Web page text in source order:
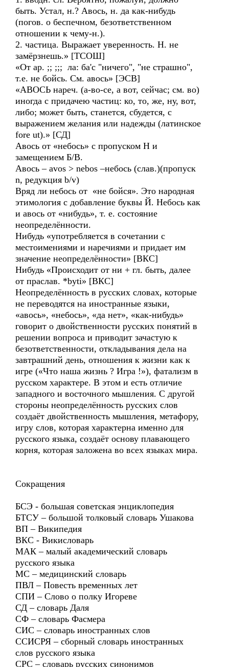
быть. Устал, н.? Авось, н. да как-нибудь
(погов. о беспечном, безответственном
отношении к чему-н.).
2. частица. Выражает уверенность. Н. не
замёрзнешь.» [ТСОШ]
«От ар. ;; ;;; ла: ба'c "ничего", "не страшно",
т.е. не бойсь. См. авось» [ЭСВ]
«АВОСЬ нареч. (а-во-се, а вот, сейчас; см. во)
иногда с придачею частиц: ко, то, же, ну, вот,
либо; может быть, станется, сбудется, с
выражением желания или надежды (латинское
fore ut).» [СД]
Авось от «небось» с пропуском Н и
замещением Б/В.
Авось – avos > nebos –небось (слав.)(пропуск
n, редукция b/v)
Вряд ли небось от «не бойся». Это народная
этимология с добавление буквы Й. Небось как
и авось от «нибудь», т. е. состояние
неопределённости.
Нибудь «употребляется в сочетании с
местоимениями и наречиями и придает им
значение неопределённости» [ВКС]
Нибудь «Происходит от ни + гл. быть, далее
от праслав. *byti» [ВКС]
Неопределённость в русских словах, которые
не переводятся на иностранные языки,
«авось», «небось», «да нет», «как-нибудь»
говорит о двойственности русских понятий в
решении вопроса и приводит зачастую к
безответственности, откладывания дела на
завтрашний день, отношения к жизни как к
игре («Что наша жизнь ? Игра !»), фатализм в
русском характере. В этом и есть отличие
западного и восточного мышления. С другой
стороны неопределённость русских слов
создаёт двойственность мышления, метафору,
игру слов, которая характерна именно для
русского языка, создаёт основу плавающего
корня, которая заложена во всех языках мира.
Сокращения
БСЭ - большая советская энциклопедия
БТСУ – большой толковый словарь Ушакова
ВП – Википедия
ВКС - Викисловарь
МАК – малый академический словарь
русского языка
МС – медицинский словарь
ПВЛ – Повесть временных лет
СПИ – Слово о полку Игореве
СД – словарь Даля
СФ – словарь Фасмера
СИС – словарь иностранных слов
ССИСРЯ – сборный словарь иностранных
слов русского языка
CРС – словарь русских синонимов